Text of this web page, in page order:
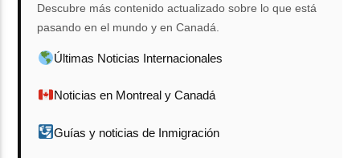
Descubre más contenido actualizado sobre lo que está
pasando en el mundo y en Canadá.
Últimas Noticias Internacionales
Noticias en Montreal y Canadá
Guías y noticias de Inmigración